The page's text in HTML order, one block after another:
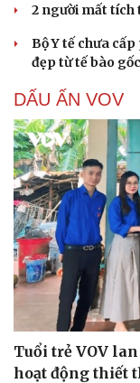
2 người mất tích
Bộ Y tế chưa
đẹp từ tế bào gốc
DẤU ẤN VOV
Tuổi trẻ VOV
hoạt động thiết